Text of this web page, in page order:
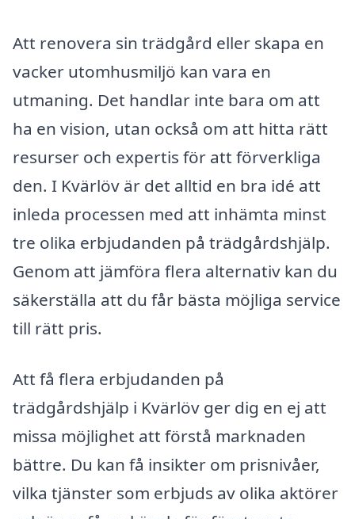
Att renovera sin trädgård eller skapa en
vacker utomhusmiljö kan vara en
utmaning. Det handlar inte bara om att
ha en vision, utan också om att hitta rätt
resurser och expertis för att förverkliga
den. I Kvärlöv är det alltid en bra idé att
inleda processen med att inhämta minst
tre olika erbjudanden på trädgårdshjälp.
Genom att jämföra flera alternativ kan du
säkerställa att du får bästa möjliga service
till rätt pris.
Att få flera erbjudanden på
trädgårdshjälp i Kvärlöv ger dig en ej att
missa möjlighet att förstå marknaden
bättre. Du kan få insikter om prisnivåer,
vilka tjänster som erbjuds av olika aktörer